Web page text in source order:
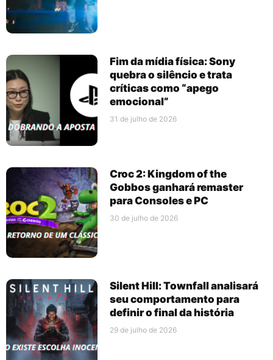
Fim da mídia física: Sony
quebra o silêncio e trata
críticas como “apego
emocional”
31 de julho de 2026
Croc 2: Kingdom of the
Gobbos ganhará remaster
para Consoles e PC
30 de julho de 2026
Silent Hill: Townfall analisará
seu comportamento para
definir o final da história
29 de julho de 2026